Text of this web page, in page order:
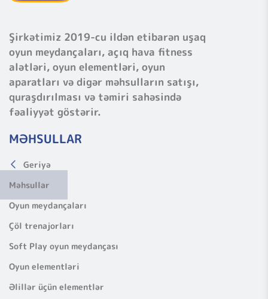
Şirkətimiz 2019-cu ildən etibarən uşaq
oyun meydançaları, açıq hava fitness
alətləri, oyun elementləri, oyun
aparatları və digər məhsulların satışı,
quraşdırılması və təmiri sahəsində
fəaliyyət göstərir.
MƏHSULLAR
Geriyə
Məhsullar
Oyun meydançaları
Çöl trenajorları
Soft Play oyun meydançası
Oyun elementləri
Əlillər üçün elementlər